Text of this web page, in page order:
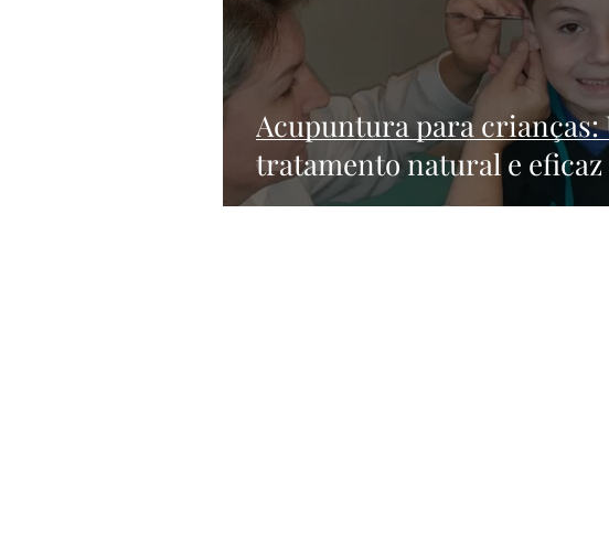
Acupuntura para crianças:
tratamento natural e eficaz